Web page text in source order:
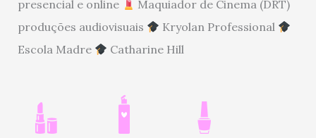
presencial e online
Maquiador de Cinema (DRT)
produções audiovisuais
Kryolan Professional
Escola Madre
Catharine Hill